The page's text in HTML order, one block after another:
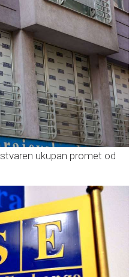
ukupan promet od